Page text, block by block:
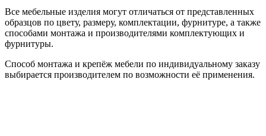
Все мебельные изделия могут отличаться от представленных
образцов по цвету, размеру, комплектации, фурнитуре, а также
способами монтажа и производителями комплектующих и
фурнитуры.
Способ монтажа и крепёж мебели по индивидуальному заказу
выбирается производителем по возможности её применения.